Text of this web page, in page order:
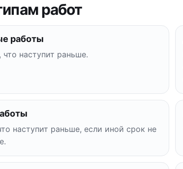
работ
работы
наступит раньше.
наступит раньше, если иной срок не